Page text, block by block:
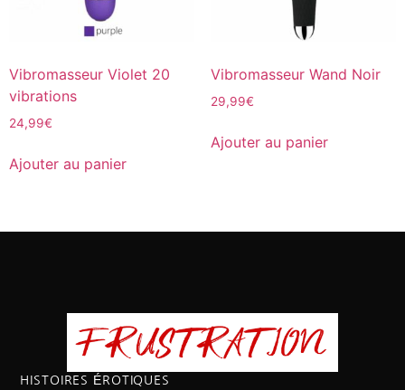
Vibromasseur Violet 20
vibrations
24,99€
Ajouter au panier
Vibromasseur Wand Noir
29,99€
Ajouter au panier
HISTOIRES ÉROTIQUES